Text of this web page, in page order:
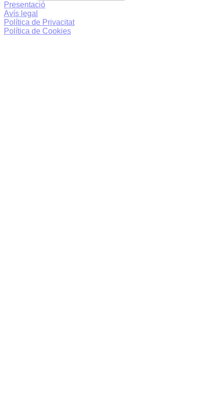
Presentació
Avís legal
Política de Privacitat
Política de Cookies